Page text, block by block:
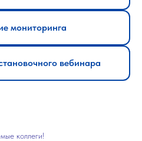
мониторинга
вебинара
коллеги!